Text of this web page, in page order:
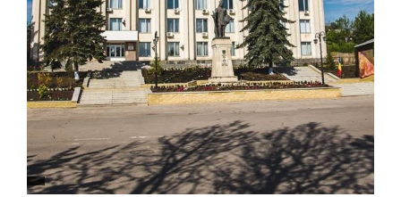
președintelui
raionului
Cimișlia
Direcția
Finanțe
Cimișlia